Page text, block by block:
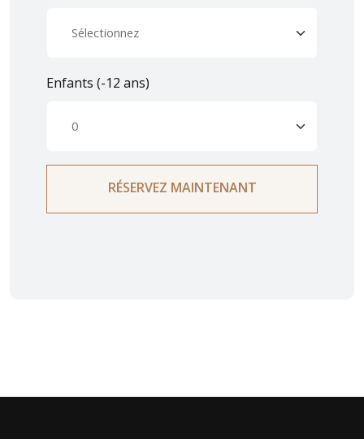
Enfants (-12 ans)
RÉSERVEZ MAINTENANT